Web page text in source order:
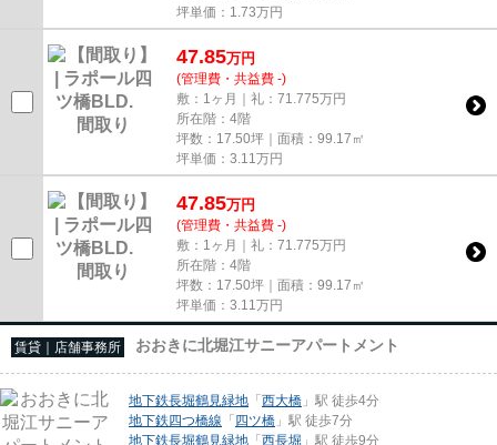
坪単価： 1.73万円
47.85万円
(管理費・共益費 -)
敷：1ヶ月｜礼：71.775万円
所在階：4階
坪数：17.50坪｜面積：99.17㎡
坪単価： 3.11 万円
47.85万円
(管理費・共益費 -)
敷：1ヶ月｜礼：71.775万円
所在階：4階
坪数：17.50坪｜面積：99.17㎡
坪単価： 3.11 万円
賃貸｜店舗事務所 おおきに北堀江サニーアパートメント
地下鉄長堀鶴見緑地 「西大橋 」駅 徒歩4分
地下鉄四つ橋線 「四ツ橋 」駅 徒歩7分
地下鉄長堀鶴見緑地 「西長堀 」駅 徒歩9分